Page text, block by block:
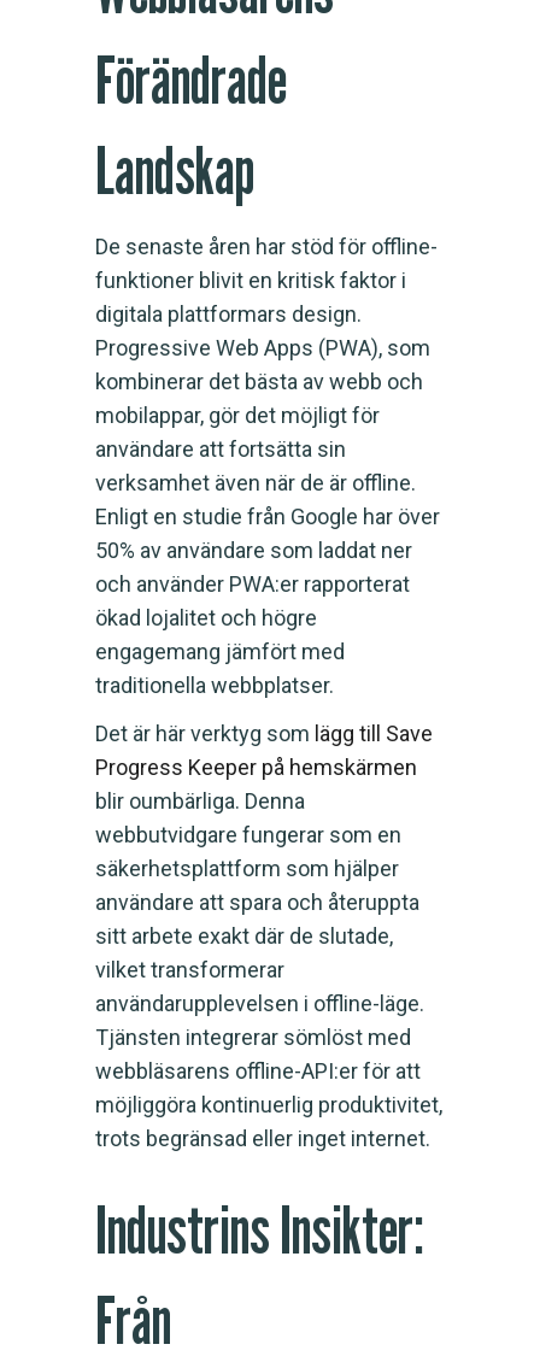
Förändrade
Landskap
De senaste åren har stöd för offline-
funktioner blivit en kritisk faktor i
digitala plattformars design.
Progressive Web Apps (PWA), som
kombinerar det bästa av webb och
mobilappar, gör det möjligt för
användare att fortsätta sin
verksamhet även när de är offline.
Enligt en studie från Google har över
50% av användare som laddat ner
och använder PWA:er rapporterat
ökad lojalitet och högre
engagemang jämfört med
traditionella webbplatser.
Det är här verktyg som lägg till Save
Progress Keeper på hemskärmen
blir oumbärliga. Denna
webbutvidgare fungerar som en
säkerhetsplattform som hjälper
användare att spara och återuppta
sitt arbete exakt där de slutade,
vilket transformerar
användarupplevelsen i offline-läge.
Tjänsten integrerar sömlöst med
webbläsarens offline-API:er för att
möjliggöra kontinuerlig produktivitet,
trots begränsad eller inget internet.
Industrins Insikter:
Från